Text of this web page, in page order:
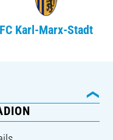
FC Karl-Marx-Stadt